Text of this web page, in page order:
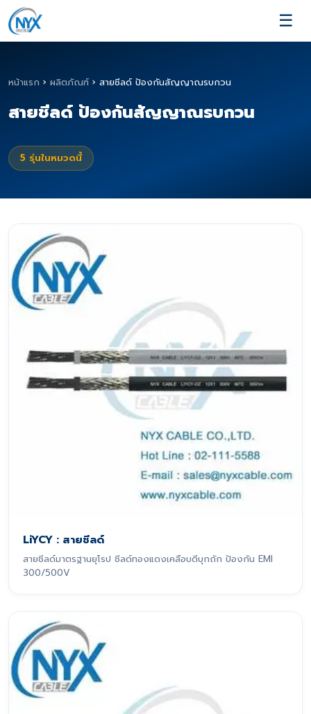
☰
หน้าแรก › ผลิตภัณฑ์ › สายชีลด์ ป้องกันสัญญาณรบกวน
สายชีลด์ ป้องกันสัญญาณรบกวน
5 รุ่นในหมวดนี้
LiYCY : สายชีลด์
สายชีลด์มาตรฐานยุโรป ชีลด์ทองแดงเคลือบดีบุกถัก ป้องกัน EMI
300/500V